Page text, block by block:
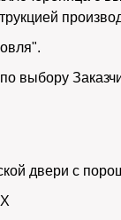
выбору
двери с